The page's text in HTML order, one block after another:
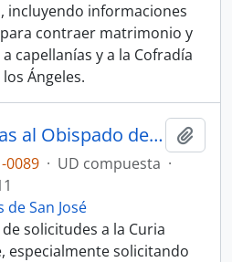
incluyendo informaciones
contraer matrimonio y
capellanías y a la Cofradía
Ángeles.
Solicitudes dirigidas al Obispado de San José y documentos diversos
0089 · UD compuesta ·
San José
solicitudes a la Curia
especialmente solicitando